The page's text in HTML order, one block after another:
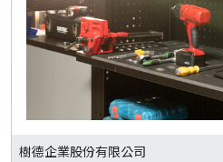
樹德企業股份有限公司